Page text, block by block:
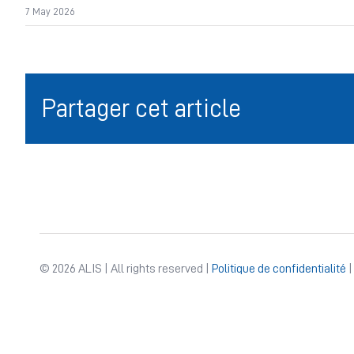
7 May 2026
Partager cet article
© 2026 ALIS | All rights reserved | Politique de confidentialité